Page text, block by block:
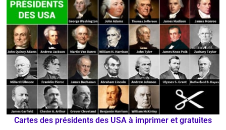
Cartes des présidents des USA à imprimer et gratuites